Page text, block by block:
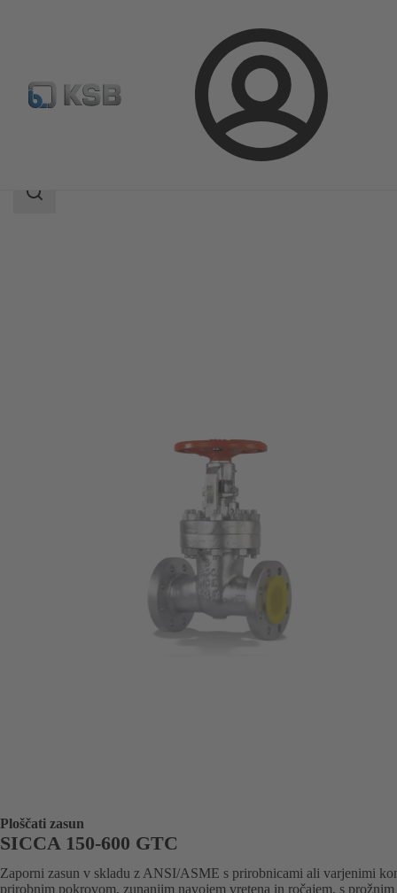
Prijava
SICCA 150-600 GTC
področje
Ploščati zasun
SICCA 150-600 GTC
Zaporni zasun v skladu z ANSI/ASME s prirobnicami ali varjenimi
prirobnim pokrovom, zunanjim navojem vretena in ročajem, s prožnim